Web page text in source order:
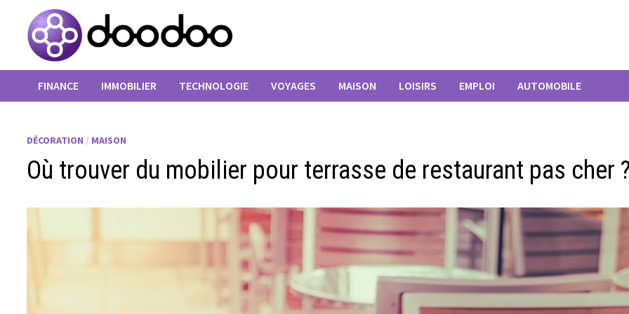
contenu
FINANCE IMMOBILIER TECHNOLOGIE VOYAGES MAISON LOISIRS EMPLOI AUTOMOBILE
DÉCORATION / MAISON
Où trouver du mobilier pour terrasse de restaurant pas cher